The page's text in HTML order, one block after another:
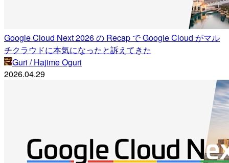
Google Cloud Next 2026 の Recap で Google Cloud がマル
チクラウドに本気になったと訴えてきた
Guri / Hajime Oguri
2026.04.29